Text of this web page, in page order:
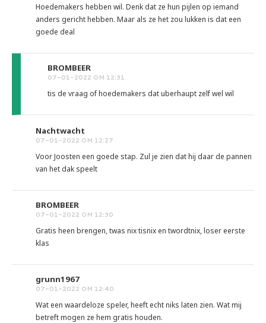
Hoedemakers hebben wil. Denk dat ze hun pijlen op iemand
anders gericht hebben. Maar als ze het zou lukken is dat een
goede deal
BROMBEER
07-01-2022 OM 12:31
tis de vraag of hoedemakers dat uberhaupt zelf wel wil
Nachtwacht
07-01-2022 OM 12:27
Voor Joosten een goede stap. Zul je zien dat hij daar de pannen
van het dak speelt
BROMBEER
07-01-2022 OM 12:30
Gratis heen brengen, twas nix tisnix en twordtnix, loser eerste
klas
grunn1967
07-01-2022 OM 12:40
Wat een waardeloze speler, heeft echt niks laten zien. Wat mij
betreft mogen ze hem gratis houden.